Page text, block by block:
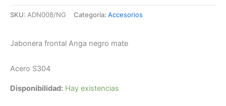
SKU: ADN008/NG Categoría: Accesorios
Jabonera frontal Anga negro mate
Acero S304
Disponibilidad: Hay existencias